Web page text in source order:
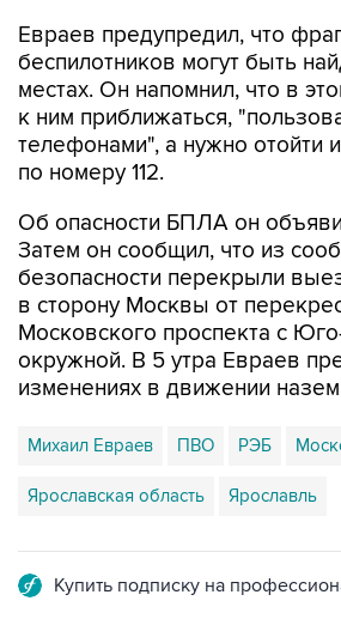
Евраев предупредил, что
беспилотников могут быть
местах. Он напомнил, что в
к ним приближаться,
телефонами", а нужно отойти
по номеру 112.
Об опасности БПЛА он
Затем он сообщил, что из
безопасности перекрыли
в сторону Москвы от
Московского проспекта с
окружной. В 5 утра Евраев
изменениях в движении
Михаил Евраев ПВО РЭБ
Ярославская область Ярославль
Купить подписку на